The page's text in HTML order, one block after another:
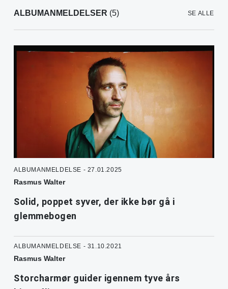
ALBUMANMELDELSER (5) SE ALLE
ALBUMANMELDELSE - 27.01.2025
Rasmus Walter
Solid, poppet syver, der ikke bør gå i
glemmebogen
ALBUMANMELDELSE - 31.10.2021
Rasmus Walter
Storcharmør guider igennem tyve års